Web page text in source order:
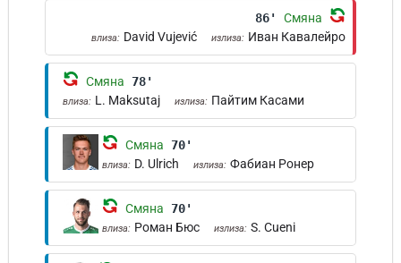
86' Смяна
влиза: David Vujević излиза: Иван Кавалейро
Смяна 78'
влиза: L. Maksutaj излиза: Пайтим Касами
Смяна 70'
влиза: D. Ulrich излиза: Фабиан Ронер
Смяна 70'
влиза: Роман Бюс излиза: S. Cueni